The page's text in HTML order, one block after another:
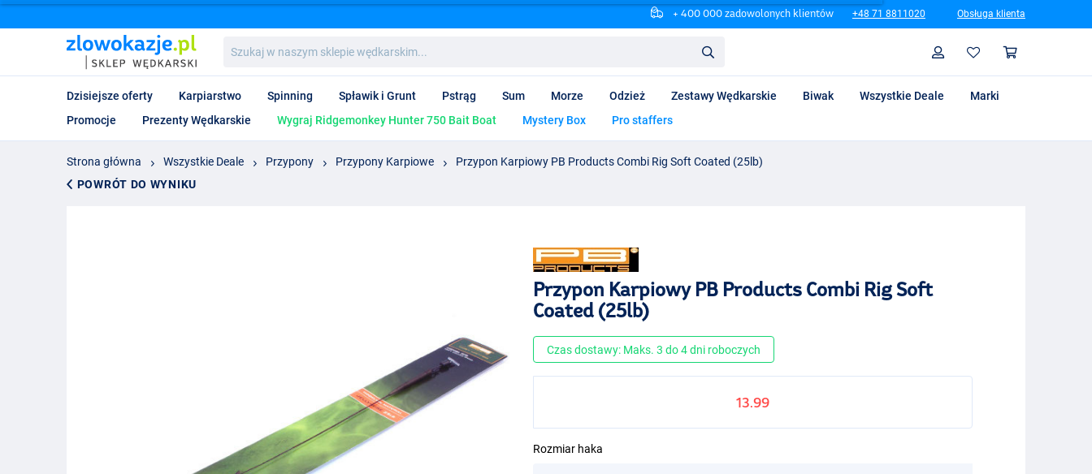
+ 400 000 zadowolonych klientów +48 71 8811020 Obsługa klienta
w
naszym
wędkarskim...
Profil
Dzisiejsze oferty Karpiarstwo Spinning Spławik i Grunt Pstrąg Sum Morze Odzież Zestawy Wędkarskie Biwak Wszystkie Deale
Marki
Promocje
Prezenty Wędkarskie Wygraj Ridgemonkey Hunter 750 Bait Boat Mystery Box Pro staffers
Strona główna Wszystkie Deale Przypony Przypony Karpiowe
Przypon Karpiowy PB Products Combi Rig Soft Coated (25lb)
POWRÓT DO WYNIKU
Przypon Karpiowy PB Products Combi Rig Soft
Coated (25lb)
Czas dostawy: Maks. 3 do 4 dni roboczych
13.99
Rozmiar haka